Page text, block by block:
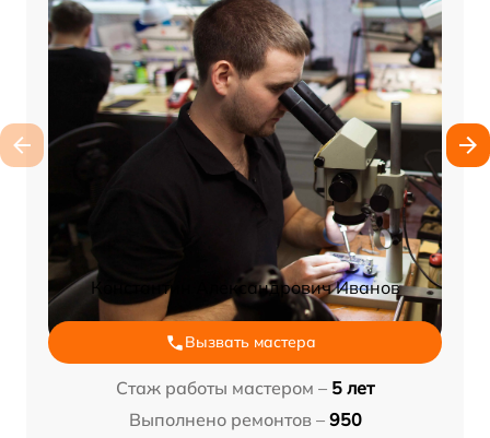
Константин Александрович Иванов
Вызвать мастера
Стаж работы мастером – 5 лет
Выполнено ремонтов – 950